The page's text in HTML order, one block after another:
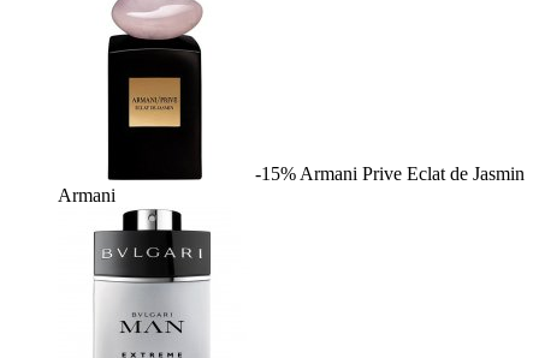
-15% Armani Prive Eclat de Jasmin
Armani